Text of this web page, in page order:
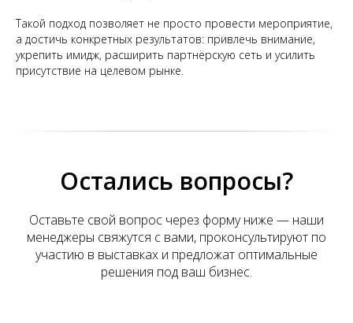
Такой подход позволяет не просто провести мероприятие,
а достичь конкретных результатов: привлечь внимание,
укрепить имидж, расширить партнёрскую сеть и усилить
присутствие на целевом рынке.
Остались вопросы?
Оставьте свой вопрос через форму ниже — наши
менеджеры свяжутся с вами, проконсультируют по
участию в выставках и предложат оптимальные
решения под ваш бизнес.